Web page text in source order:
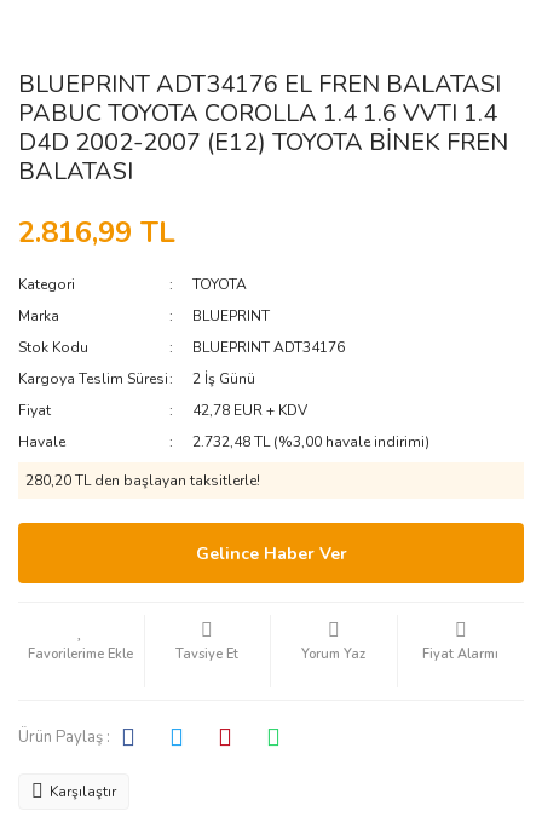
BLUEPRINT ADT34176 EL FREN BALATASI
PABUC TOYOTA COROLLA 1.4 1.6 VVTI 1.4
D4D 2002-2007 (E12) TOYOTA BİNEK FREN
BALATASI
2.816,99 TL
Kategori
TOYOTA
Marka
BLUEPRINT
Stok Kodu
BLUEPRINT ADT34176
Kargoya Teslim Süresi
2 İş Günü
Fiyat
42,78 EUR + KDV
Havale
2.732,48 TL (%3,00 havale indirimi)
280,20 TL den başlayan taksitlerle!
Gelince Haber Ver
Tavsiye Et Yorum Yaz Fiyat Alarmı
Ürün Paylaş :
Karşılaştır